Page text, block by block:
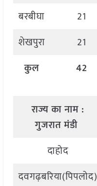
बरबीघा 21
शेखपुरा
21
कुल
42
राज्यकानाम:
गुजरात मंडी
दाहोद
दवगढ़बरिया(पिपलोद)